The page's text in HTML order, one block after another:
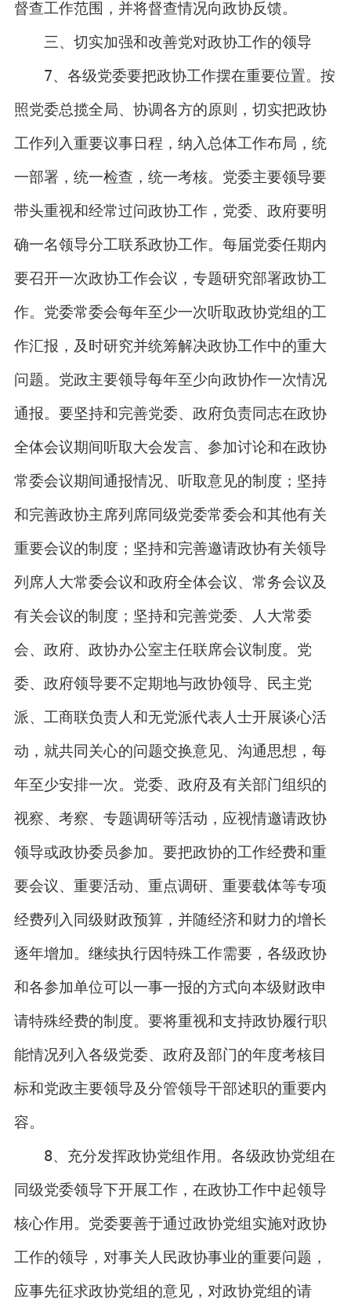
督查工作范围，并将督查情况向政协反馈。
三、切实加强和改善党对政协工作的领导
7、各级党委要把政协工作摆在重要位置。按
照党委总揽全局、协调各方的原则，切实把政协
工作列入重要议事日程，纳入总体工作布局，统
一部署，统一检查，统一考核。党委主要领导要
带头重视和经常过问政协工作，党委、政府要明
确一名领导分工联系政协工作。每届党委任期内
要召开一次政协工作会议，专题研究部署政协工
作。党委常委会每年至少一次听取政协党组的工
作汇报，及时研究并统筹解决政协工作中的重大
问题。党政主要领导每年至少向政协作一次情况
通报。要坚持和完善党委、政府负责同志在政协
全体会议期间听取大会发言、参加讨论和在政协
常委会议期间通报情况、听取意见的制度；坚持
和完善政协主席列席同级党委常委会和其他有关
重要会议的制度；坚持和完善邀请政协有关领导
列席人大常委会议和政府全体会议、常务会议及
有关会议的制度；坚持和完善党委、人大常委
会、政府、政协办公室主任联席会议制度。党
委、政府领导要不定期地与政协领导、民主党
派、工商联负责人和无党派代表人士开展谈心活
动，就共同关心的问题交换意见、沟通思想，每
年至少安排一次。党委、政府及有关部门组织的
视察、考察、专题调研等活动，应视情邀请政协
领导或政协委员参加。要把政协的工作经费和重
要会议、重要活动、重点调研、重要载体等专项
经费列入同级财政预算，并随经济和财力的增长
逐年增加。继续执行因特殊工作需要，各级政协
和各参加单位可以一事一报的方式向本级财政申
请特殊经费的制度。要将重视和支持政协履行职
能情况列入各级党委、政府及部门的年度考核目
标和党政主要领导及分管领导干部述职的重要内
容。
8、充分发挥政协党组作用。各级政协党组在
同级党委领导下开展工作，在政协工作中起领导
核心作用。党委要善于通过政协党组实施对政协
工作的领导，对事关人民政协事业的重要问题，
应事先征求政协党组的意见，对政协党组的请